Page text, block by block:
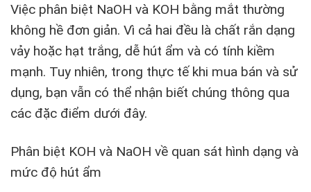
Việc phân biệt NaOH và KOH bằng mắt thường
không hề đơn giản. Vì cả hai đều là chất rắn dạng
vảy hoặc hạt trắng, dễ hút ẩm và có tính kiềm
mạnh. Tuy nhiên, trong thực tế khi mua bán và sử
dụng, bạn vẫn có thể nhận biết chúng thông qua
các đặc điểm dưới đây.
Phân biệt KOH và NaOH về quan sát hình dạng và
mức độ hút ẩm